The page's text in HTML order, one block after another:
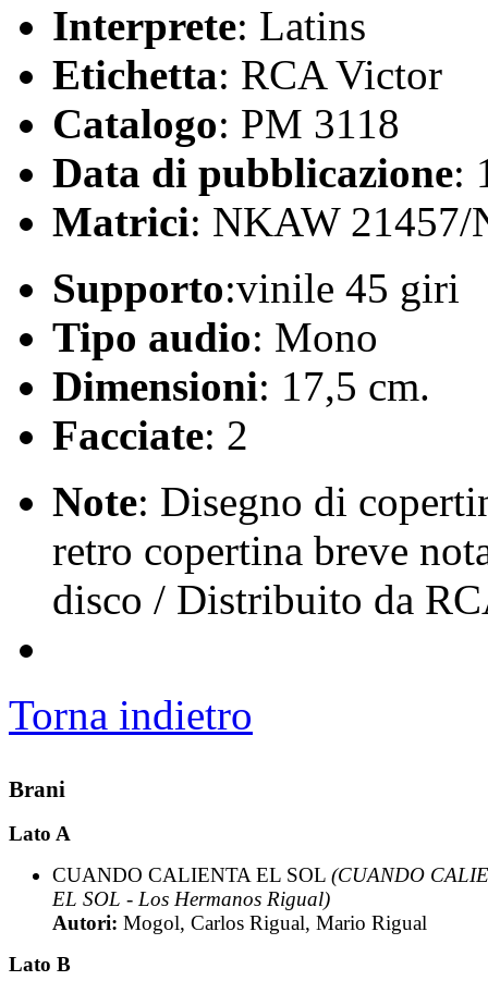
Interprete: Latins
Etichetta: RCA Victor
Catalogo: PM 3118
Data di pubblicazione:
Matrici: NKAW 21457/
Supporto:vinile 45 giri
Tipo audio: Mono
Dimensioni: 17,5 cm.
Facciate: 2
Note: Disegno di
retro copertina breve
disco / Distribuito da
Torna indietro
Brani
Lato A
CUANDO CALIENTA EL SOL (CUANDO
EL SOL - Los Hermanos Rigual)
Autori: Mogol, Carlos Rigual, Mario Rigual
Lato B